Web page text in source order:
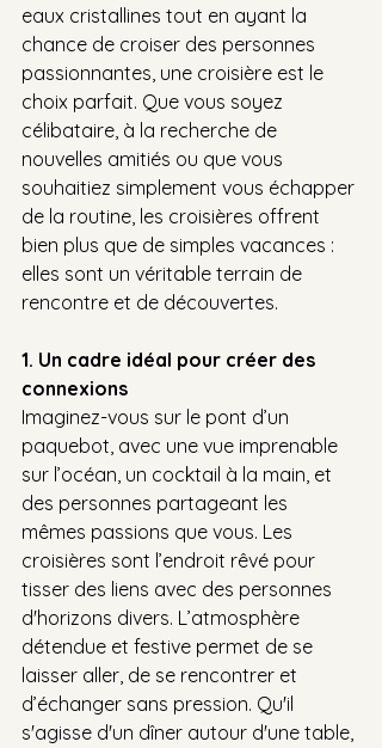
eaux cristallines tout en ayant la
chance de croiser des personnes
passionnantes, une croisière est le
choix parfait. Que vous soyez
célibataire, à la recherche de
nouvelles amitiés ou que vous
souhaitiez simplement vous échapper
de la routine, les croisières offrent
bien plus que de simples vacances :
elles sont un véritable terrain de
rencontre et de découvertes.
1. Un cadre idéal pour créer des
connexions
Imaginez-vous sur le pont d’un
paquebot, avec une vue imprenable
sur l’océan, un cocktail à la main, et
des personnes partageant les
mêmes passions que vous. Les
croisières sont l’endroit rêvé pour
tisser des liens avec des personnes
d'horizons divers. L’atmosphère
détendue et festive permet de se
laisser aller, de se rencontrer et
d’échanger sans pression. Qu'il
s'agisse d'un dîner autour d'une table,